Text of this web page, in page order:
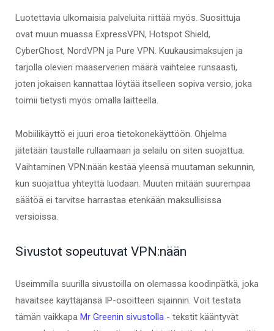
Luotettavia ulkomaisia palveluita riittää myös. Suosittuja
ovat muun muassa ExpressVPN, Hotspot Shield,
CyberGhost, NordVPN ja Pure VPN. Kuukausimaksujen ja
tarjolla olevien maaserverien määrä vaihtelee runsaasti,
joten jokaisen kannattaa löytää itselleen sopiva versio, joka
toimii tietysti myös omalla laitteella.
Mobiilikäyttö ei juuri eroa tietokonekäyttöön. Ohjelma
jätetään taustalle rullaamaan ja selailu on siten suojattua.
Vaihtaminen VPN:nään kestää yleensä muutaman sekunnin,
kun suojattua yhteyttä luodaan. Muuten mitään suurempaa
säätöä ei tarvitse harrastaa etenkään maksullisissa
versioissa.
Sivustot sopeutuvat VPN:nään
Useimmilla suurilla sivustoilla on olemassa koodinpätkä, joka
havaitsee käyttäjänsä IP-osoitteen sijainnin. Voit testata
tämän vaikkapa Mr Greenin sivustolla - tekstit kääntyvät